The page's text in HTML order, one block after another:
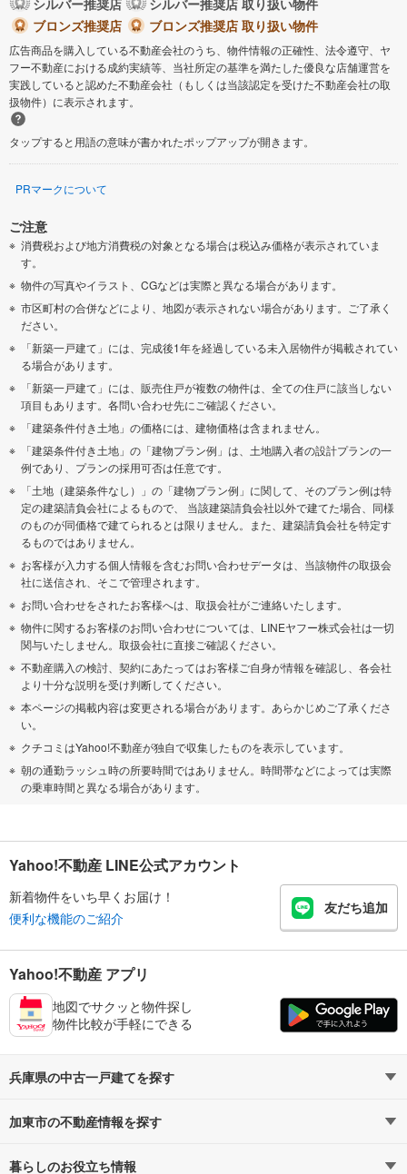
ブロンズ推奨店
ブロンズ推奨店 取り扱い物件
広告商品を購入している不動産会社のうち、物件情報の正確性、法令遵守、ヤ
フー不動産における成約実績等、当社所定の基準を満たした優良な店舗運営を
実践していると認めた不動産会社（もしくは当該認定を受けた不動産会社の取
扱物件）に表示されます。
タップすると用語の意味が書かれたポップアップが開きます。
PRマークについて
ご注意
消費税および地方消費税の対象となる場合は税込み価格が表示されていま
す。
物件の写真やイラスト、CGなどは実際と異なる場合があります。
市区町村の合併などにより、地図が表示されない場合があります。ご了承く
ださい。
「新築一戸建て」には、完成後1年を経過している未入居物件が掲載されてい
る場合があります。
「新築一戸建て」には、販売住戸が複数の物件は、全ての住戸に該当しない
項目もあります。各問い合わせ先にご確認ください。
「建築条件付き土地」の価格には、建物価格は含まれません。
「建築条件付き土地」の「建物プラン例」は、土地購入者の設計プランの一
例であり、プランの採用可否は任意です。
「土地（建築条件なし）」の「建物プラン例」に関して、そのプラン例は特
定の建築請負会社によるもので、 当該建築請負会社以外で建てた場合、同様
のものが同価格で建てられるとは限りません。また、建築請負会社を特定す
るものではありません。
お客様が入力する個人情報を含むお問い合わせデータは、当該物件の取扱会
社に送信され、そこで管理されます。
お問い合わせをされたお客様へは、取扱会社がご連絡いたします。
物件に関するお客様のお問い合わせについては、LINEヤフー株式会社は一切
関与いたしません。取扱会社に直接ご確認ください。
不動産購入の検討、契約にあたってはお客様ご自身が情報を確認し、各会社
より十分な説明を受け判断してください。
本ページの掲載内容は変更される場合があります。あらかじめご了承くださ
い。
クチコミはYahoo!不動産が独自で収集したものを表示しています。
朝の通勤ラッシュ時の所要時間ではありません。時間帯などによっては実際
の乗車時間と異なる場合があります。
Yahoo!不動産 LINE公式アカウント
新着物件をいち早くお届け！
便利な機能のご紹介
友だち追加
Yahoo!不動産 アプリ
地図でサクッと物件探し
物件比較が手軽にできる
兵庫県の中古一戸建てを探す
路線・駅から探す
加東市の不動産情報を探す
不動産・住宅
暮らしのお役立ち情報